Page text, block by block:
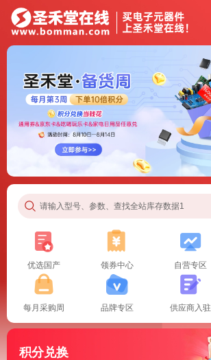
请输入型号、参数、查找全站库存数据1
优选国产 领券中心 自营专区
每月采购周 品牌专区 供应商入驻
积分兑换